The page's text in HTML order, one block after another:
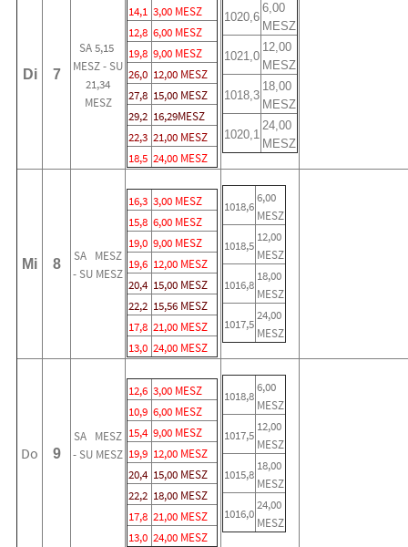
Di 7
SA 5,15
MESZ - SU
21,34
MESZ
14,1 3,00 MESZ
12,8 6,00 MESZ
19,8 9,00 MESZ
26,0 12,00 MESZ
27,8 15,00 MESZ
29,2 16,29MESZ
22,3 21,00 MESZ
18,5 24,00 MESZ
1020,6
6,00
MESZ
1021,0
12,00
MESZ
1018,3
18,00
MESZ
1020,1
24,00
MESZ
Mi 8
SA MESZ
- SU MESZ
16,3 3,00 MESZ
15,8 6,00 MESZ
19,0 9,00 MESZ
19,6 12,00 MESZ
20,4 15,00 MESZ
22,2 15,56 MESZ
17,8 21,00 MESZ
13,0 24,00 MESZ
1018,6
6,00
MESZ
1018,5
12,00
MESZ
1016,8
18,00
MESZ
1017,5
24,00
MESZ
Do 9
SA MESZ
- SU MESZ
12,6 3,00 MESZ
10,9 6,00 MESZ
15,4 9,00 MESZ
19,9 12,00 MESZ
20,4 15,00 MESZ
22,2 18,00 MESZ
17,8 21,00 MESZ
13,0 24,00 MESZ
1018,8
6,00
MESZ
1017,5
12,00
MESZ
1015,8
18,00
MESZ
1016,0
24,00
MESZ